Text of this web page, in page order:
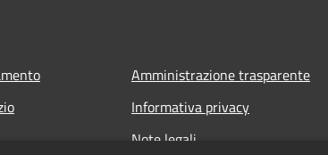
Amministrazione trasparente
Informativa privacy
Note legali